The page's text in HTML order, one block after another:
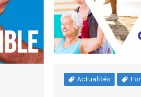
Actualités